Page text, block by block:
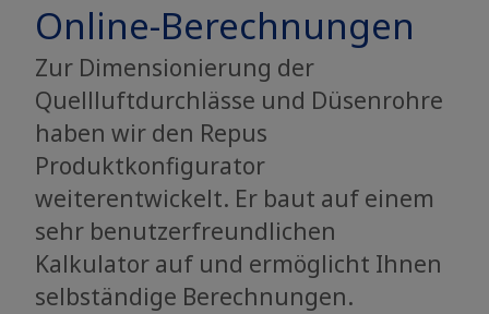
Online-Berechnungen
Zur Dimensionierung der
Quellluftdurchlässe und Düsenrohre
haben wir den Repus
Produktkonfigurator
weiterentwickelt. Er baut auf einem
sehr benutzerfreundlichen
Kalkulator auf und ermöglicht Ihnen
selbständige Berechnungen.